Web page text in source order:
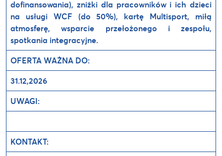
dofinansowania), zniżki dla pracowników i ich dzieci
na usługi WCF (do 50%),
kartę Multisport,
miłą
atmosferę, wsparcie przełożonego i zespołu,
spotkania integracyjne.
OFERTA WAŻNA DO:
31.12,2026
UWAGI:
KONTAKT: